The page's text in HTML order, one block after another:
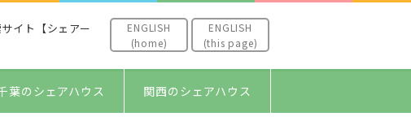
イト【シェアー
ENGLISH
(home)
ENGLISH
(this page)
葉のシェアハウス 関西のシェアハウス